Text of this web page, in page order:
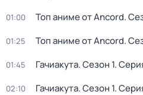
01:00 Топ аниме от Ancord.
01:25 Топ аниме от Ancord.
01:45 Гачиакута. Сезон 1.
02:10 Гачиакута. Сезон 1.